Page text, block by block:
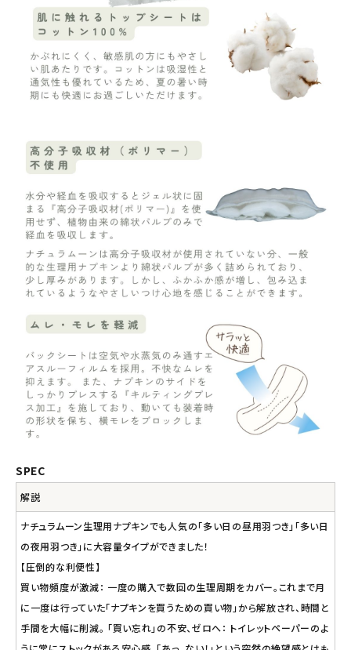
SPEC
解説
ナチュラムーン生理用ナプキンでも人気の「多い日の昼用羽つき」「多い日
の夜用羽つき」に大容量タイプができました！
【圧倒的な利便性】
買い物頻度が激減： 一度の購入で数回の生理周期をカバー。これまで月
に一度は行っていた「ナプキンを買うための買い物」から解放され、時間と
手間を大幅に削減。 「買い忘れ」の不安、ゼロへ： トイレットペーパーのよ